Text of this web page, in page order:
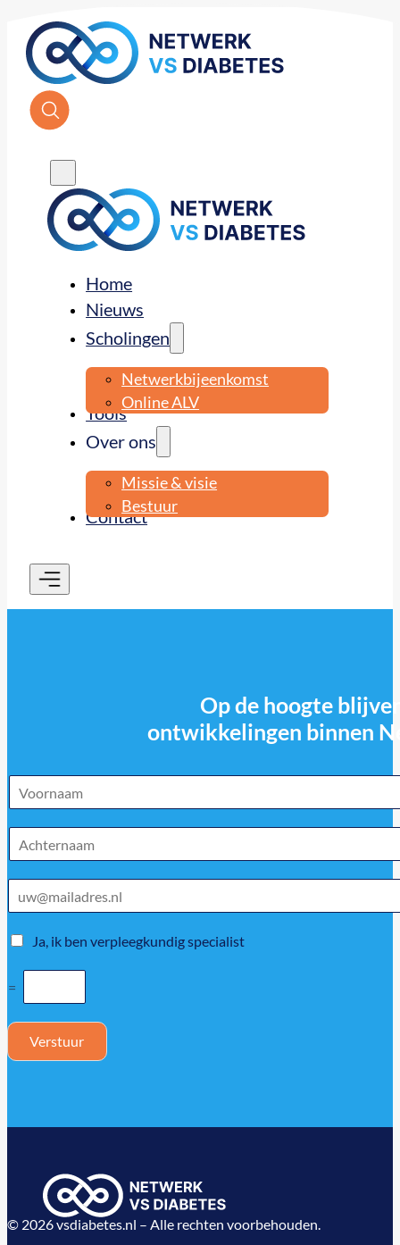
Home
Nieuws
Scholingen
Netwerkbijeenkomst
Online ALV
Tools
Over ons
Missie & visie
Bestuur
Contact
Op de hoogte
ontwikkelingen binnen
Ja, ik ben verpleegkundig specialist
=
Verstuur
© 2026 vsdiabetes.nl – Alle rechten voorbehouden.